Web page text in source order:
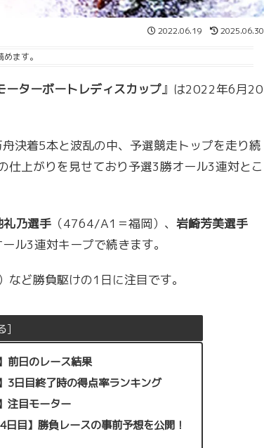
2022.06.19 2025.06.30
めます。
ターボートレディスカップ』は2022年6月20
決着5本と波乱の中、予選競走トップを走り続
仕上がりを見せており予選3勝オール3連対とこ
礼乃選手 （4764/A1＝福岡）、 岩崎芳美選手
ル3連対キープで続きます。
など勝負駆けの1日に注目です。
前日のレース結果
3日目終了時の得点率ランキング
注目モーター
目】勝負レースの事前予想を公開！